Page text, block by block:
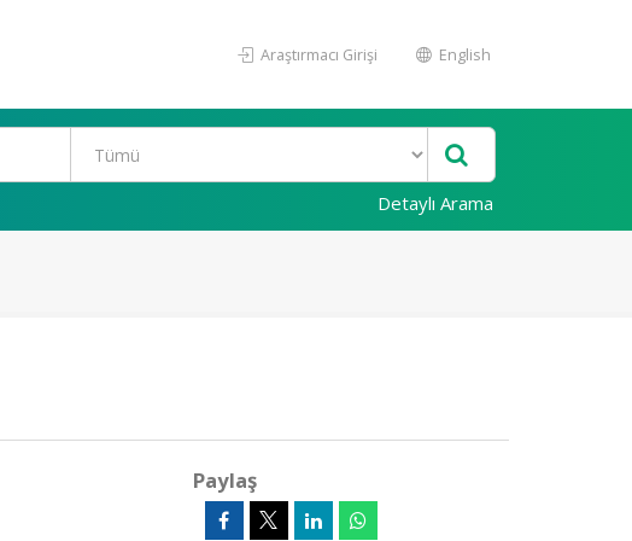
Araştırmacı Girişi English
Detaylı Arama
Paylaş